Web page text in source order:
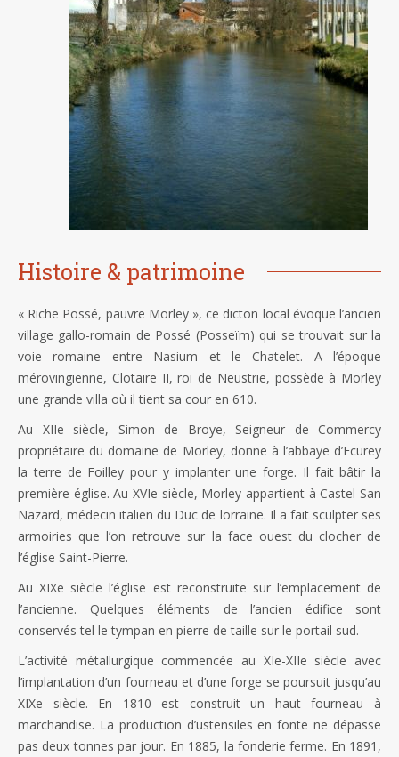
Histoire & patrimoine
« Riche Possé, pauvre Morley », ce dicton local évoque l’ancien
village gallo-romain de Possé (Posseïm) qui se trouvait sur la
voie romaine entre Nasium et le Chatelet. A l’époque
mérovingienne, Clotaire II, roi de Neustrie, possède à Morley
une grande villa où il tient sa cour en 610.
Au XIIe siècle, Simon de Broye, Seigneur de Commercy
propriétaire du domaine de Morley, donne à l’abbaye d’Ecurey
la terre de Foilley pour y implanter une forge. Il fait bâtir la
première église. Au XVIe siècle, Morley appartient à Castel San
Nazard, médecin italien du Duc de lorraine. Il a fait sculpter ses
armoiries que l’on retrouve sur la face ouest du clocher de
l’église Saint-Pierre.
Au XIXe siècle l’église est reconstruite sur l’emplacement de
l’ancienne. Quelques éléments de l’ancien édifice sont
conservés tel le tympan en pierre de taille sur le portail sud.
L’activité métallurgique commencée au XIe-XIIe siècle avec
l’implantation d’un fourneau et d’une forge se poursuit jusqu’au
XIXe siècle. En 1810 est construit un haut fourneau à
marchandise. La production d’ustensiles en fonte ne dépasse
pas deux tonnes par jour. En 1885, la fonderie ferme. En 1891,